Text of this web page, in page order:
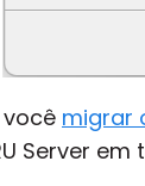
migrar
Server em